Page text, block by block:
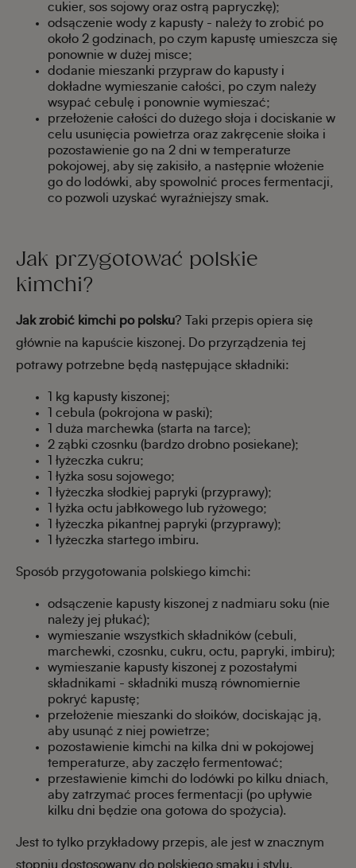
cukier, sos sojowy oraz ostrą papryczkę);
odsączenie wody z kapusty - należy to zrobić po
około 2 godzinach, po czym kapustę umieszcza się
ponownie w dużej misce;
dodanie mieszanki przypraw do kapusty i
dokładne wymieszanie całości, po czym należy
wsypać cebulę i ponownie wymieszać;
przełożenie całości do dużego słoja i dociskanie w
celu usunięcia powietrza oraz zakręcenie słoika i
pozostawienie go na 2 dni w temperaturze
pokojowej, aby się zakisiło, a następnie włożenie
go do lodówki, aby spowolnić proces fermentacji,
co pozwoli uzyskać wyraźniejszy smak.
Jak przygotować polskie
kimchi?
Jak zrobić kimchi po polsku? Taki przepis opiera się
głównie na kapuście kiszonej. Do przyrządzenia tej
potrawy potrzebne będą następujące składniki:
1 kg kapusty kiszonej;
1 cebula (pokrojona w paski);
1 duża marchewka (starta na tarce);
2 ząbki czosnku (bardzo drobno posiekane);
1 łyżeczka cukru;
1 łyżka sosu sojowego;
1 łyżeczka słodkiej papryki (przyprawy);
1 łyżka octu jabłkowego lub ryżowego;
1 łyżeczka pikantnej papryki (przyprawy);
1 łyżeczka startego imbiru.
Sposób przygotowania polskiego kimchi:
odsączenie kapusty kiszonej z nadmiaru soku (nie
należy jej płukać);
wymieszanie wszystkich składników (cebuli,
marchewki, czosnku, cukru, octu, papryki, imbiru);
wymieszanie kapusty kiszonej z pozostałymi
składnikami - składniki muszą równomiernie
pokryć kapustę;
przełożenie mieszanki do słoików, dociskając ją,
aby usunąć z niej powietrze;
pozostawienie kimchi na kilka dni w pokojowej
temperaturze, aby zaczęło fermentować;
przestawienie kimchi do lodówki po kilku dniach,
aby zatrzymać proces fermentacji (po upływie
kilku dni będzie ona gotowa do spożycia).
Jest to tylko przykładowy przepis, ale jest w znacznym
stopniu dostosowany do polskiego smaku i stylu.